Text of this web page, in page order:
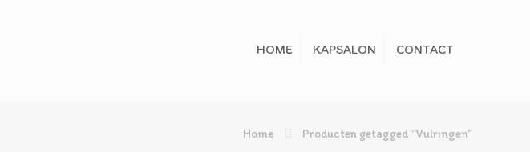
HOME KAPSALON CONTACT
Home Producten getagged “Vulringen”